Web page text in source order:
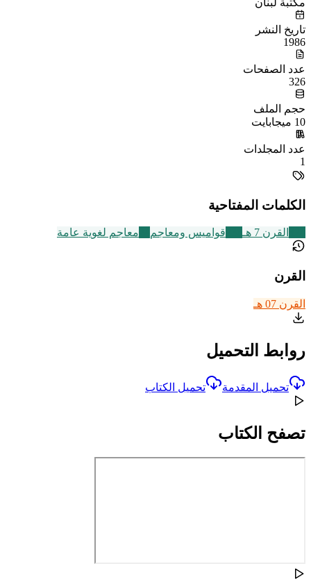
تاريخ النشر
1986
عدد الصفحات
326
حجم الملف
10 ميجابايت
عدد المجلدات
1
الكلمات المفتاحية
القرن 7 هـ قواميس ومعاجم معاجم لغوية عامة
القرن
القرن 07 هـ
روابط التحميل
تحميل المقدمة تحميل الكتاب
تصفح الكتاب